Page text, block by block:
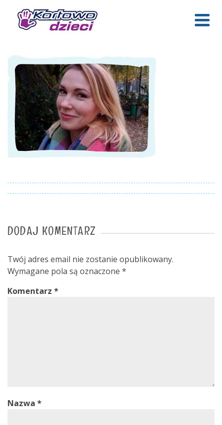
DODAJ KOMENTARZ
Twój adres email nie zostanie opublikowany.
Wymagane pola są oznaczone *
Komentarz *
Nazwa *